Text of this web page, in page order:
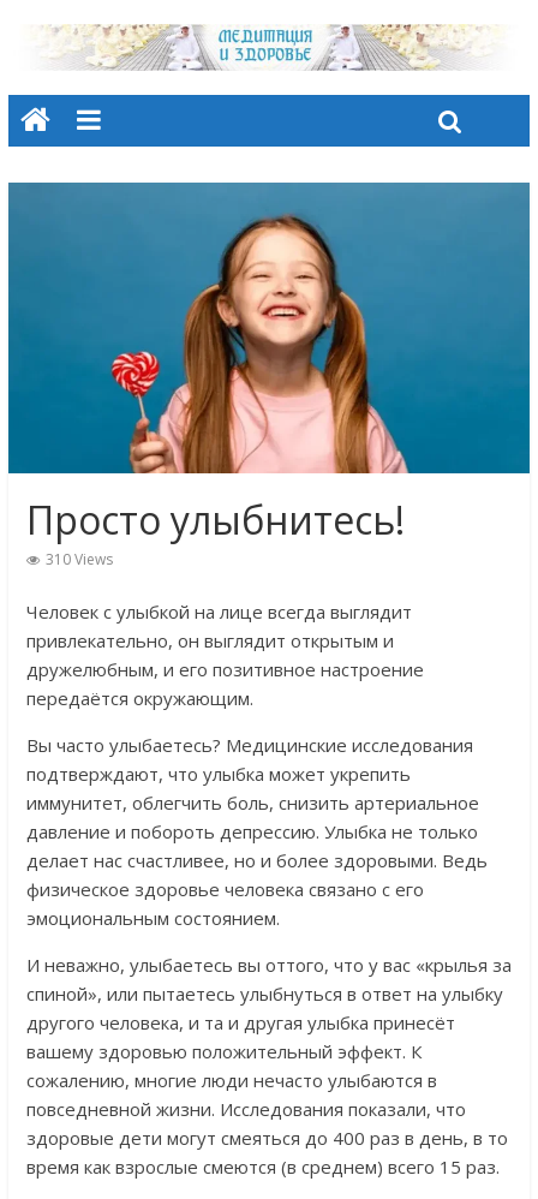
Просто улыбнитесь!
310 Views
Человек с улыбкой на лице всегда выглядит
привлекательно, он выглядит открытым и
дружелюбным, и его позитивное настроение
передаётся окружающим.
Вы часто улыбаетесь? Медицинские исследования
подтверждают, что улыбка может укрепить
иммунитет, облегчить боль, снизить артериальное
давление и побороть депрессию. Улыбка не только
делает нас счастливее, но и более здоровыми. Ведь
физическое здоровье человека связано с его
эмоциональным состоянием.
И неважно, улыбаетесь вы оттого, что у вас «крылья за
спиной», или пытаетесь улыбнуться в ответ на улыбку
другого человека, и та и другая улыбка принесёт
вашему здоровью положительный эффект. К
сожалению, многие люди нечасто улыбаются в
повседневной жизни. Исследования показали, что
здоровые дети могут смеяться до 400 раз в день, в то
время как взрослые смеются (в среднем) всего 15 раз.